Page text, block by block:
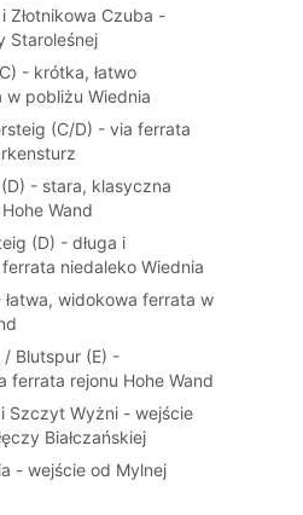
Złotnikowa Czuba -
Staroleśnej
- krótka, łatwo
pobliżu Wiednia
(C/D) - via ferrata
- stara, klasyczna
Wand
(D) - długa i
niedaleko Wiednia
łatwa, widokowa ferrata w
Blutspur (E) -
ferrata rejonu Hohe Wand
Szczyt Wyżni - wejście
Białczańskiej
- wejście od Mylnej